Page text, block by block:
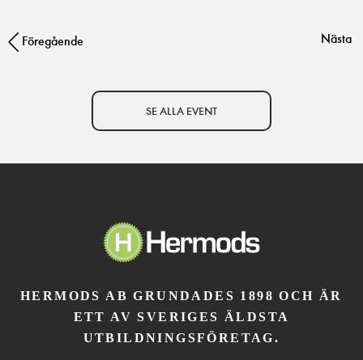
Post navigation
Föregående Nästa
SE ALLA EVENT
HERMODS AB GRUNDADES 1898 OCH ÄR
ETT AV SVERIGES ÄLDSTA
UTBILDNINGSFÖRETAG.